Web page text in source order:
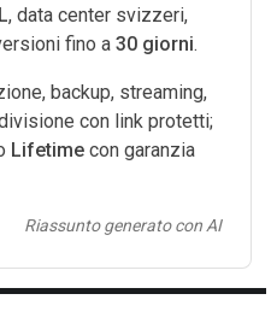
, data center svizzeri,
fino a30 giorni.
backup, streaming,
con link protetti;
Lifetime con garanzia
Riassunto generato con AI